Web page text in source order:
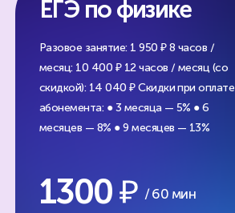
ЕГЭ по физике
Разовое занятие: 1 950 ₽8 часов /
месяц: 10 400 ₽ 12 часов / месяц (со
скидкой): 14 040 ₽Скидки при оплате
абонемента: ● 3 месяца — 5% ● 6
месяцев — 8% ● 9 месяцев — 13%
1300 / 60 мин